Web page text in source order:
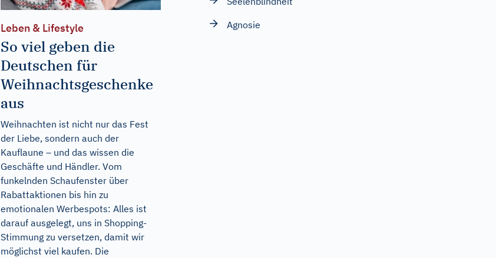
Leben & Lifestyle
So viel geben die
Deutschen für
Weihnachtsgeschenke
aus
Weihnachten ist nicht nur das Fest
der Liebe, sondern auch der
Kauflaune – und das wissen die
Geschäfte und Händler. Vom
funkelnden Schaufenster über
Rabattaktionen bis hin zu
emotionalen Werbespots: Alles ist
darauf ausgelegt, uns in Shopping-
Stimmung zu versetzen, damit wir
möglichst viel kaufen. Die
Agnosie